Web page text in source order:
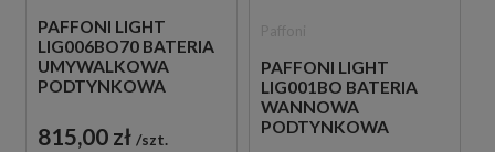
PAFFONI LIGHT
LIG006BO70 BATERIA
UMYWALKOWA
PODTYNKOWA
BIAŁA
815,00 zł szt.
PAFFONI LIGHT
LIG001BO BATERIA
WANNOWA
PODTYNKOWA